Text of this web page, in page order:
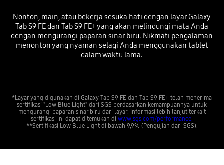
Nonton, main, atau bekerja sesuka hati dengan layar Galaxy
Tab S9 FE dan Tab S9 FE+ yang akan melindungi mata Anda
dengan mengurangi paparan sinar biru. Nikmati pengalaman
menonton yang nyaman selagi Anda menggunakan tablet
dalam waktu lama.
*Layar yang digunakan di Galaxy Tab S9 FE dan Tab S9 FE+ telah menerima
sertifikasi "Low Blue Light" dari SGS berdasarkan kemampuannya untuk
mengurangi paparan sinar biru dari layar. Informasi lebih lanjut terkait
sertifikasi ini dapat ditemukan di www.sgs.com/performance.
**Sertifikasi Low Blue Light di bawah 9,9% (Pengujian dari SGS).